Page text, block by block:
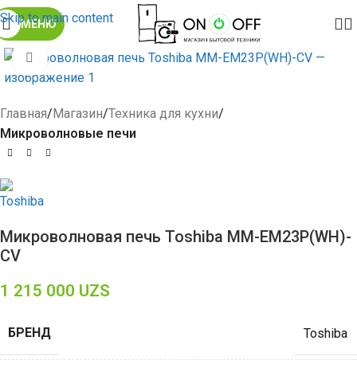
Skip to main content
МЕНЮ
Click to enlarge
Главная Магазин Техника для кухни
Микроволновые печи
Микроволновая печь Toshiba MM-EM23P(WH)-
CV
1 215 000 UZS
БРЕНД Toshiba